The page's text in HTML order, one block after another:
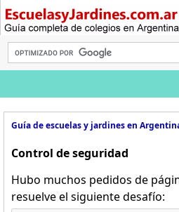
Guía de escuelas y jardines en
Control de seguridad
Hubo muchos pedidos de
resuelve el siguiente desafío: